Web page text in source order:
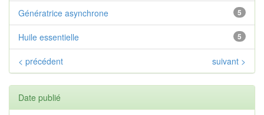
5
Génératrice asynchrone
5
Huile essentielle
< précédent suivant >
Date publié